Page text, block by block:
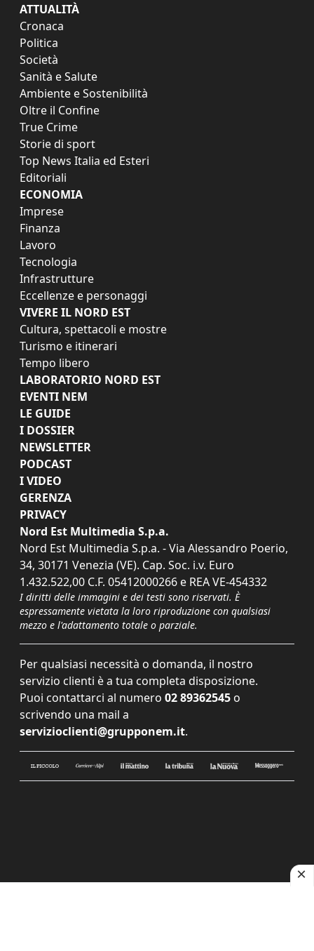
ATTUALITÀ
Cronaca
Politica
Società
Sanità e Salute
Ambiente e Sostenibilità
Oltre il Confine
True Crime
Storie di sport
Top News Italia ed Esteri
Editoriali
ECONOMIA
Imprese
Finanza
Lavoro
Tecnologia
Infrastrutture
Eccellenze e personaggi
VIVERE IL NORD EST
Cultura, spettacoli e mostre
Turismo e itinerari
Tempo libero
LABORATORIO NORD EST
EVENTI NEM
LE GUIDE
I DOSSIER
NEWSLETTER
PODCAST
I VIDEO
GERENZA
PRIVACY
Nord Est Multimedia S.p.a.
Nord Est Multimedia S.p.a. - Via Alessandro Poerio,
34, 30171 Venezia (VE). Cap. Soc. i.v. Euro
1.432.522,00 C.F. 05412000266 e REA VE-454332
I diritti delle immagini e dei testi sono riservati. È
espressamente vietata la loro riproduzione con qualsiasi
mezzo e l'adattamento totale o parziale.
Per qualsiasi necessità o domanda, il nostro
servizio clienti è a tua completa disposizione.
Puoi contattarci al numero 02 89362545 o
scrivendo una mail a
servizioclienti@grupponem.it.